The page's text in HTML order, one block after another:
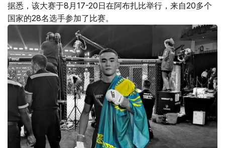
据悉，该大赛于8月17-20日在阿布扎比举行，来自20多个
国家的28名选手参加了比赛。